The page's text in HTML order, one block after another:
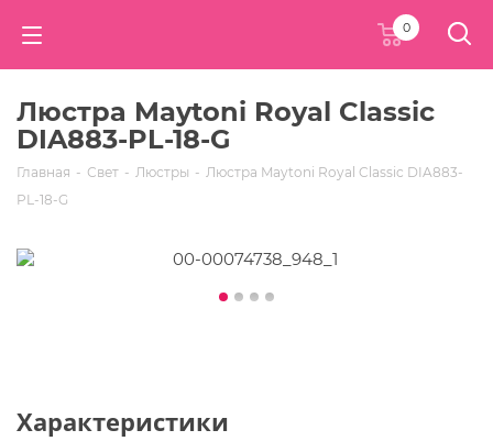
0
Люстра Maytoni Royal Classic
DIA883-PL-18-G
Главная - Свет - Люстры - Люстра Maytoni Royal Classic DIA883-
PL-18-G
Характеристики